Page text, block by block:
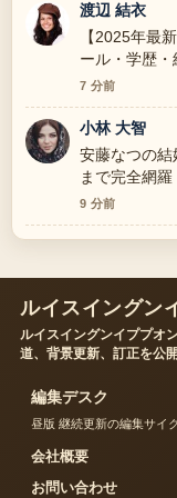
渡辺 結衣
【2025年最
ール・学歴・
説 周辺の検
7 分前
小林 大智
安藤なつの
まで完全網
の整理がとて
みやすいです
9 分前
ルイスイングン
ルイスイングンイププオ
道、背景更新、訂正を公開
編集デスク
昼版 継続更新の編集サイ
会社概要
お問い合わせ